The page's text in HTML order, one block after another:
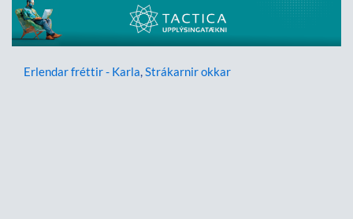
Erlendar fréttir - Karla,Strákarnir okkar